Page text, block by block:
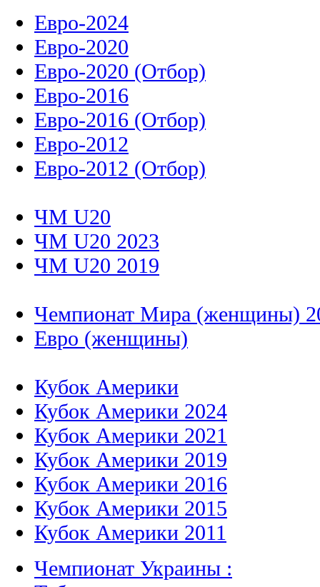
Евро-2024
Евро-2020
Евро-2020 (Отбор)
Евро-2016
Евро-2016 (Отбор)
Евро-2012
Евро-2012 (Отбор)
ЧМ U20
ЧМ U20 2023
ЧМ U20 2019
Чемпионат Мира (женщины)
Евро (женщины)
Кубок Америки
Кубок Америки 2024
Кубок Америки 2021
Кубок Америки 2019
Кубок Америки 2016
Кубок Америки 2015
Кубок Америки 2011
Чемпионат Украины :